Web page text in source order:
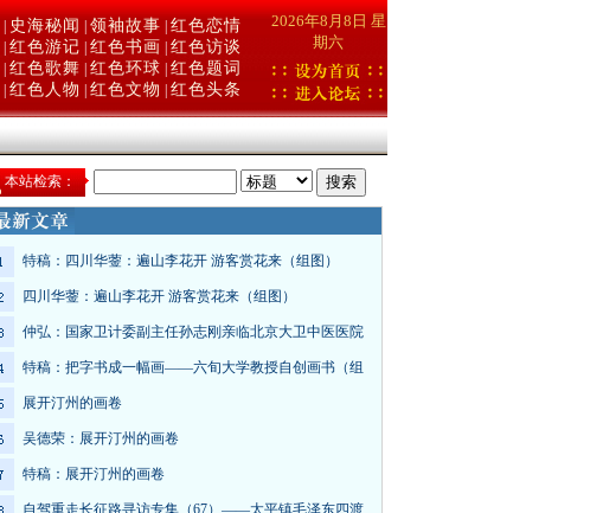
史海秘闻 领袖故事 红色恋情
红色游记 红色书画
红色访谈
红色歌舞 红色环球 红色题词
红色人物 红色文物 红色头条
2026年8月8日 星
期六
本站检索：
特稿：四川华蓥：遍山李花开 游客赏花来（组图）
四川华蓥：遍山李花开 游客赏花来（组图）
仲弘：国家卫计委副主任孙志刚亲临北京大卫中医医院
特稿：把字书成一幅画——六旬大学教授自创画书（组
展开汀州的画卷
吴德荣：展开汀州的画卷
特稿：展开汀州的画卷
自驾重走长征路寻访专集（67）——太平镇毛泽东四渡